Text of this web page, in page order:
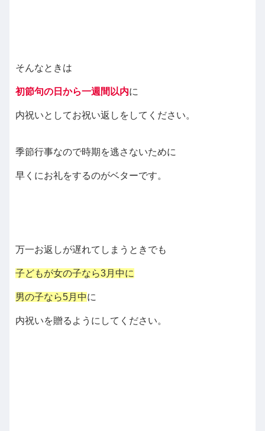
そんなときは
初節句の日から一週間以内に
内祝いとしてお祝い返しをしてください。
季節行事なので時期を逃さないために
早くにお礼をするのがベターです。
万一お返しが遅れてしまうときでも
子どもが女の子なら3月中に
男の子なら5月中に
内祝いを贈るようにしてください。